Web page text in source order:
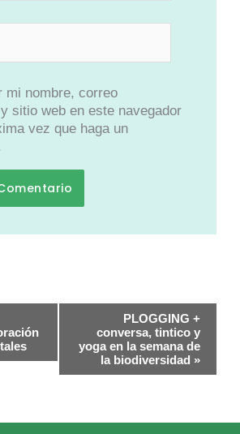
mi nombre, correo
sitio web en este navegador
vez que haga un
PLOGGING +
conversa, tintico y
yoga en la semana de
la biodiversidad »